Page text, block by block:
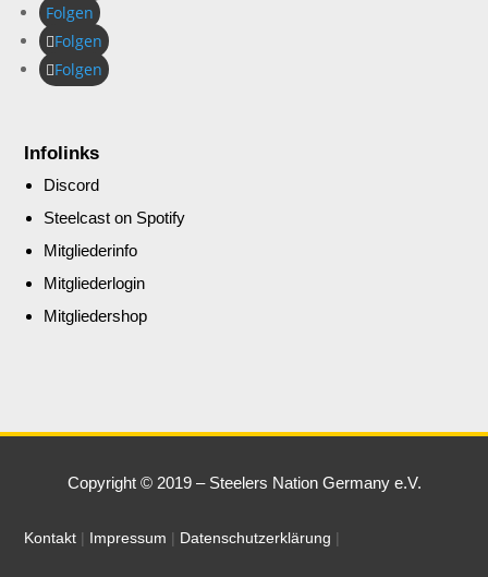
Folgen
Folgen
Folgen
Infolinks
Discord
Steelcast on Spotify
Mitgliederinfo
Mitgliederlogin
Mitgliedershop
Copyright © 2019 – Steelers Nation Germany e.V.
Kontakt | Impressum | Datenschutzerklärung |